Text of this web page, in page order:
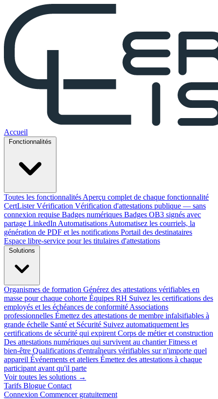
Accueil
Toutes les fonctionnalités Aperçu complet de chaque fonctionnalité
CertLister Vérification Vérification d'attestations publique — sans
connexion requise Badges numériques Badges OB3 signés avec
partage LinkedIn Automatisations Automatisez les courriels, la
génération de PDF et les notifications Portail des destinataires
Espace libre-service pour les titulaires d'attestations
Organismes de formation Générez des attestations vérifiables en
masse pour chaque cohorte Équipes RH Suivez les certifications des
employés et les échéances de conformité Associations
professionnelles Émettez des attestations de membre infalsifiables à
grande échelle Santé et Sécurité Suivez automatiquement les
certifications de sécurité qui expirent Corps de métier et construction
Des attestations numériques qui survivent au chantier Fitness et
bien-être Qualifications d'entraîneurs vérifiables sur n'importe quel
appareil Événements et ateliers Émettez des attestations à chaque
participant avant qu'il parte
Voir toutes les solutions →
Tarifs Blogue Contact
Connexion Commencer gratuitement